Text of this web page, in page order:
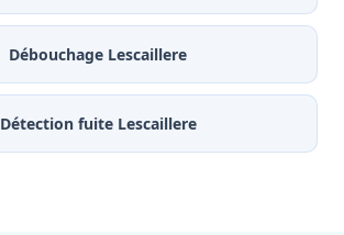
Débouchage Lescaillere
Détection fuite Lescaillere